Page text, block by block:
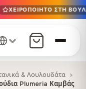
άνω των €99
σε 1-7 ημέρες σε
υψηλής ποιότητας
ΧΕΙΡΟΠΟΊΗΤΟ ΣΤΗ
& Λουλουδάτα
Plumeria Καμβάς